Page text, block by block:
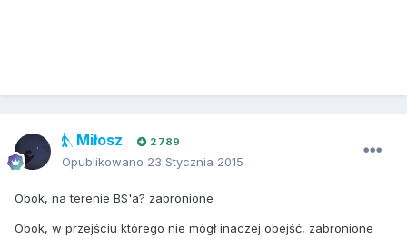
Miłosz 2 789
Opublikowano 23 Stycznia 2015
Obok, na terenie BS'a? zabronione
Obok, w przejściu którego nie mógł inaczej obejść, zabronione